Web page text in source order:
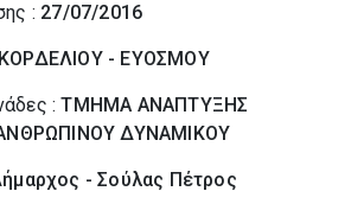
: 27/07/2016
- ΕΥΟΣΜΟΥ
:ΤΜΗΜΑ ΑΝΑΠΤΥΞΗΣ
ΑΝΘΡΩΠΙΝΟΥ ΔΥΝΑΜΙΚΟΥ
- Σούλας Πέτρος